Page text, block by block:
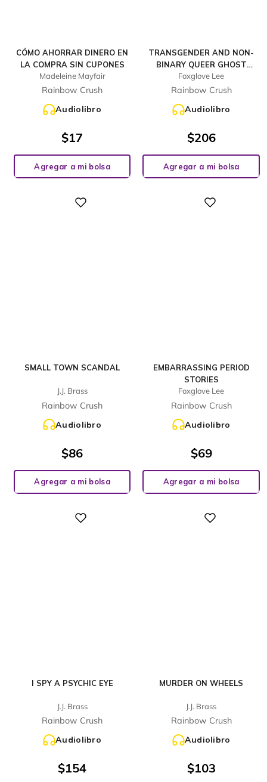
CÓMO AHORRAR DINERO EN
LA COMPRA SIN CUPONES
Madeleine Mayfair
Rainbow Crush
Audiolibro
$17
Agregar a mi bolsa
TRANSGENDER AND NON-
BINARY QUEER GHOST
STORIES
Foxglove Lee
Rainbow Crush
Audiolibro
$206
Agregar a mi bolsa
SMALL TOWN SCANDAL
J.J. Brass
Rainbow Crush
Audiolibro
$86
Agregar a mi bolsa
EMBARRASSING PERIOD
STORIES
Foxglove Lee
Rainbow Crush
Audiolibro
$69
Agregar a mi bolsa
I SPY A PSYCHIC EYE
J.J. Brass
Rainbow Crush
Audiolibro
$154
MURDER ON WHEELS
J.J. Brass
Rainbow Crush
Audiolibro
$103